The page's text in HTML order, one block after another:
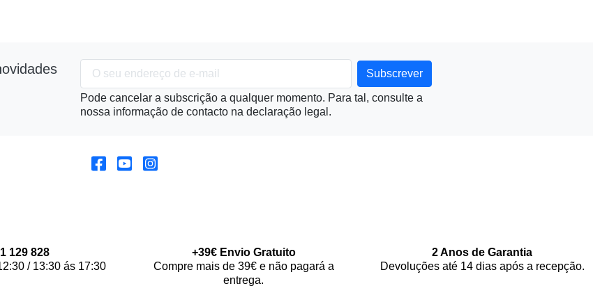
Pode cancelar a subscrição a qualquer momento. Para tal, consulte a
nossa informação de contacto na declaração legal.
129 828
/ 13:30 ás 17:30
+39€ Envio Gratuito
Compre mais de 39€ e não pagará a
entrega.
2 Anos de Garantia
Devoluções até 14 dias após a recepção.